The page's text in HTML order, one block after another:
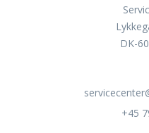
DK-
+45